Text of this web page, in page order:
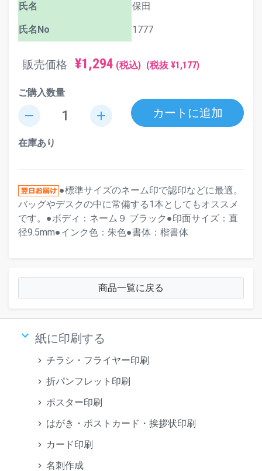
氏名 保田
氏名No 1777
販売価格 ¥1,294 (税込) (税抜 ¥1,177)
ご購入数量
remove add カートに追加
在庫あり
●標準サイズのネーム印で認印などに最適。
バッグやデスクの中に常備する1本としてもオススメ
です。●ボディ：ネーム９ ブラック●印面サイズ：直
径9.5mm●インク色：朱色●書体：楷書体
商品一覧に戻る
keyboard_arrow_down 紙に印刷する
チラシ・フライヤー印刷
折パンフレット印刷
ポスター印刷
はがき・ポストカード・挨拶状印刷
カード印刷
名刺作成